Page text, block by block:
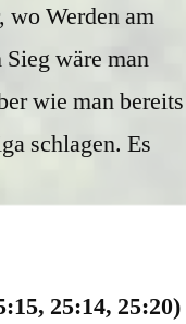
wo Werden am
wäre man
wie man bereits
schlagen. Es
25:14, 25:20)